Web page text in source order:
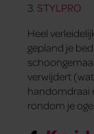
3. STYLPRO
Heel
gepland je
verwijdert
handomdraai
rondom je